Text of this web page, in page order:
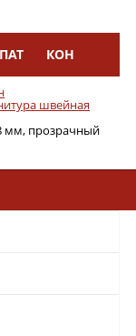
КОНТАКТЫ
швейная
мм, прозрачный